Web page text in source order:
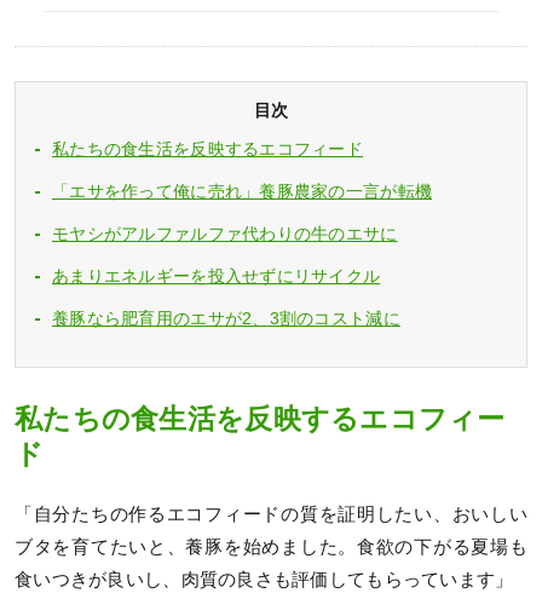
目次
私たちの食生活を反映するエコフィード
「エサを作って俺に売れ」養豚農家の一言が転機
モヤシがアルファルファ代わりの牛のエサに
あまりエネルギーを投入せずにリサイクル
養豚なら肥育用のエサが2、3割のコスト減に
私たちの食生活を反映するエコフィー
ド
「自分たちの作るエコフィードの質を証明したい、おいしい
ブタを育てたいと、養豚を始めました。食欲の下がる夏場も
食いつきが良いし、肉質の良さも評価してもらっています」